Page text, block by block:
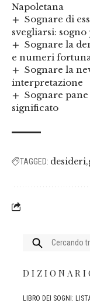
Napoletana
Sognare di
svegliarsi:
Sognare la
e numeri
Sognare la
interpretazione
Sognare
significato
TAGGED: desideri
Cercare:
LIBRO DEI SOGNI: